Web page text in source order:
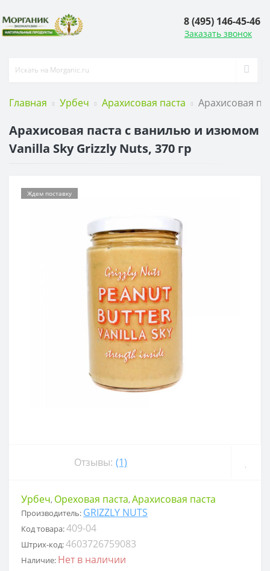
8 (495) 146-45-46
Заказать звонок
Главная Урбеч Арахисовая паста Арахисовая
Арахисовая паста с ванилью и изюмом
Vanilla Sky Grizzly Nuts, 370 гр
Ждем поставку
Отзывы: (1)
Урбеч, Ореховая паста,Арахисовая паста
Производитель: GRIZZLY NUTS
Код товара:409-04
Штрих-код:4603726759083
Наличие: Нет в наличии